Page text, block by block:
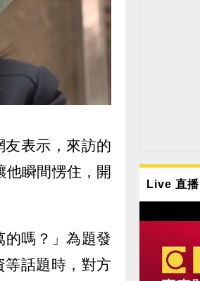
友表示，來訪的
他瞬間愣住，開
嗎？」為題發
等話題時，對方
Live 直播